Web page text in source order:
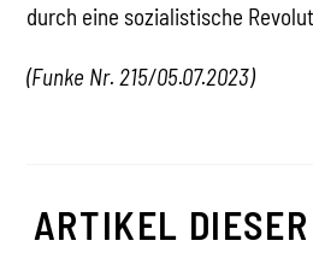
durch eine sozialistische
(Funke Nr. 215/05.07.2023)
ARTIKEL